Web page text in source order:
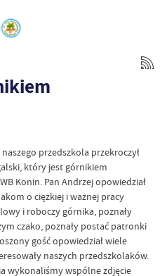
przedszkola przekroczył
który jest górnikiem
Konin. Pan Andrzej opowiedział
o ciężkiej i ważnej pracy
i roboczy górnika, poznały
czako, poznały postać patronki
gość opowiedział wiele
naszych przedszkolaków.
wykonaliśmy wspólne zdjęcie